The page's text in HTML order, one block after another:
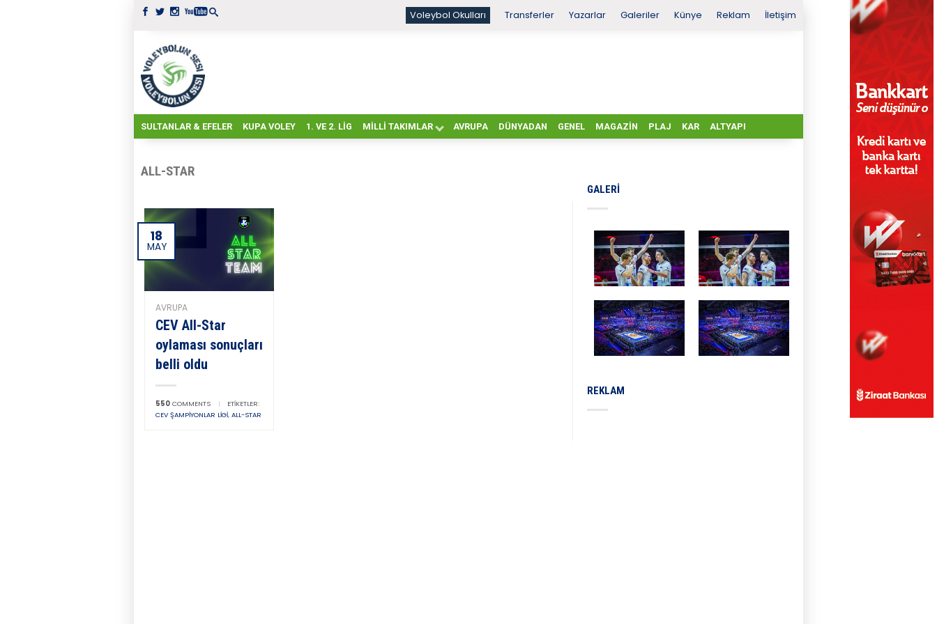
Voleybol Okulları Transferler Yazarlar Galeriler Künye Reklam İletişim
SULTANLAR & EFELER KUPA VOLEY 1. VE 2. LIG MILLI TAKIMLAR AVRUPA DÜNYADAN GENEL MAGAZIN PLAJ KAR ALTYAPI
ALL-STAR
18
MAY
AVRUPA
CEV All-Star
oylaması sonuçları
belli oldu
550 COMMENTS |
ETIKETLER:
CEV ŞAMPIYONLAR LIGI, ALL-STAR
GALERI
REKLAM